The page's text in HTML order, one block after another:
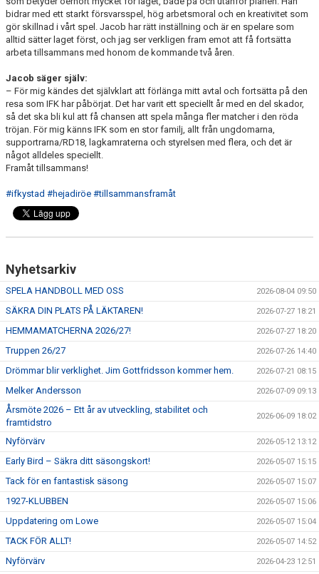
bidrar med ett starkt försvarsspel, hög arbetsmoral och en kreativitet som
gör skillnad i vårt spel. Jacob har rätt inställning och är en spelare som
alltid sätter laget först, och jag ser verkligen fram emot att få fortsätta
arbeta tillsammans med honom de kommande två åren.
Jacob säger själv:
– För mig kändes det självklart att förlänga mitt avtal och fortsätta på den
resa som IFK har påbörjat. Det har varit ett speciellt år med en del skador,
så det ska bli kul att få chansen att spela många fler matcher i den röda
tröjan. För mig känns IFK som en stor familj, allt från ungdomarna,
supportrarna/RD18, lagkamraterna och styrelsen med flera, och det är
något alldeles speciellt.
Framåt tillsammans!
#ifkystad #hejadiröe #tillsammansframåt
Nyhetsarkiv
SPELA HANDBOLL MED OSS 2026-08-04 09:50
SÄKRA DIN PLATS PÅ LÄKTAREN! 2026-07-27 18:21
HEMMAMATCHERNA 2026/27! 2026-07-27 18:20
Truppen 26/27 2026-07-26 14:40
Drömmar blir verklighet. Jim Gottfridsson kommer hem. 2026-07-21 08:15
Melker Andersson 2026-07-09 09:13
Årsmöte 2026 – Ett år av utveckling, stabilitet och
framtidstro
2026-06-09 18:02
Nyförvärv 2026-05-12 13:12
Early Bird – Säkra ditt säsongskort! 2026-05-07 15:15
Tack för en fantastisk säsong 2026-05-07 15:07
1927-KLUBBEN 2026-05-07 15:06
Uppdatering om Lowe 2026-05-07 15:04
TACK FÖR ALLT! 2026-05-07 14:52
Nyförvärv 2026-04-23 12:51